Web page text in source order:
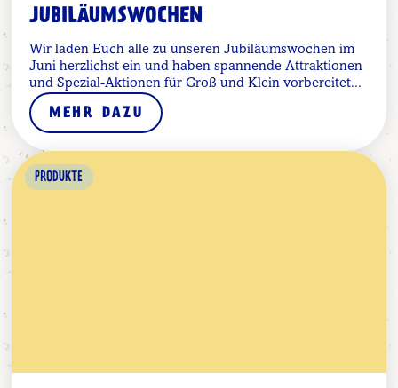
JUBILÄUMSWOCHEN
Wir laden Euch alle zu unseren Jubiläumswochen im
Juni herzlichst ein und haben spannende Attraktionen
und Spezial-Aktionen für Groß und Klein vorbereitet...
MEHR DAZU
PRODUKTE